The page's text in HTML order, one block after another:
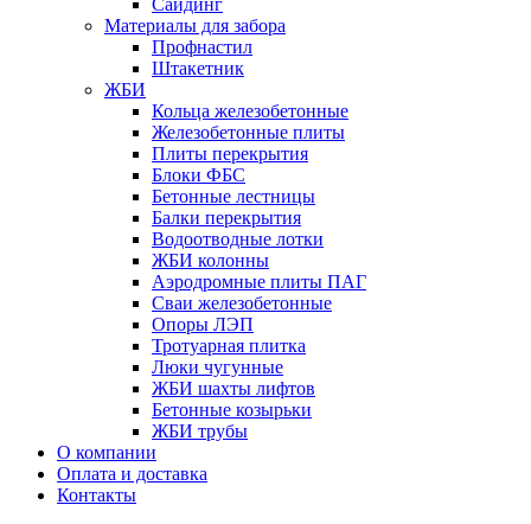
Сайдинг
Материалы для забора
Профнастил
Штакетник
ЖБИ
Кольца железобетонные
Железобетонные плиты
Плиты перекрытия
Блоки ФБС
Бетонные лестницы
Балки перекрытия
Водоотводные лотки
ЖБИ колонны
Аэродромные плиты ПАГ
Сваи железобетонные
Опоры ЛЭП
Тротуарная плитка
Люки чугунные
ЖБИ шахты лифтов
Бетонные козырьки
ЖБИ трубы
О компании
Оплата и доставка
Контакты